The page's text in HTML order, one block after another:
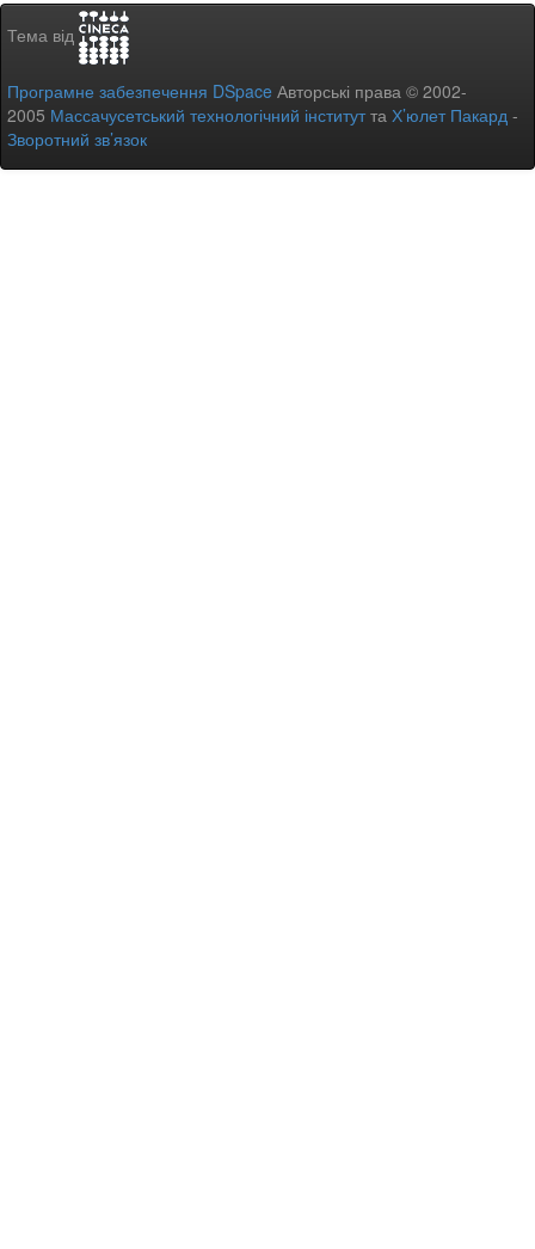
Тема від
Програмне забезпечення DSpace Авторські права © 2002-
2005 Массачусетський технологічний інститутта Х’юлет Пакард -
Зворотний зв’язок